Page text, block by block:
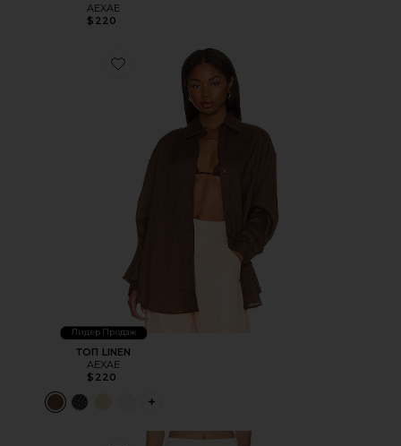
AEXAE
$220
Favorite ТОП LINEN
Лидер Продаж
ТОП LINEN
AEXAE
$220
PLUS ICON TO SEE MORE OPTIONS FOR